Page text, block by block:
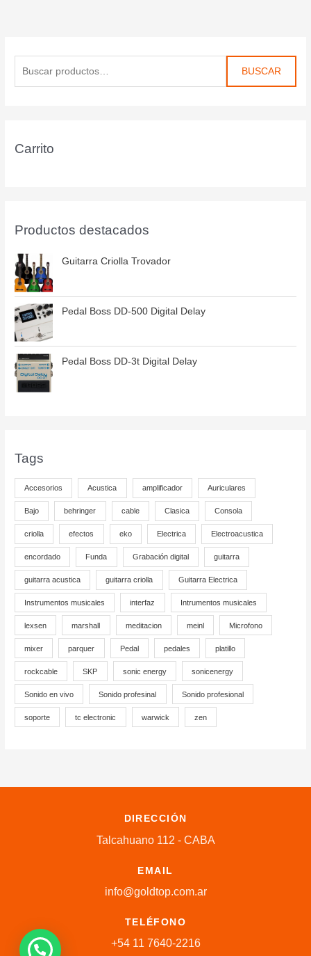
BUSCAR
Carrito
Productos destacados
Guitarra Criolla Trovador
Pedal Boss DD-500 Digital Delay
Pedal Boss DD-3t Digital Delay
Tags
Accesorios Acustica amplificador Auriculares
Bajo behringer cable Clasica Consola
criolla efectos eko Electrica Electroacustica
encordado Funda Grabación digital guitarra
guitarra acustica guitarra criolla Guitarra Electrica
Instrumentos musicales interfaz Intrumentos musicales
lexsen marshall meditacion meinl Microfono
mixer parquer Pedal pedales platillo
rockcable SKP sonic energy sonicenergy
Sonido en vivo Sonido profesinal Sonido profesional
soporte tc electronic warwick zen
DIRECCIÓN
Talcahuano 112 - CABA
EMAIL
info@goldtop.com.ar
TELÉFONO
+54 11 7640-2216